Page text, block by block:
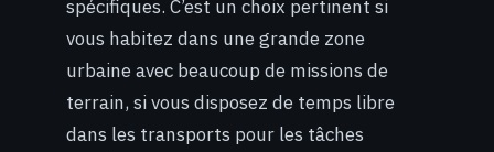
spécifiques. C’est un choix pertinent si
vous habitez dans une grande zone
urbaine avec beaucoup de missions de
terrain, si vous disposez de temps libre
dans les transports pour les tâches